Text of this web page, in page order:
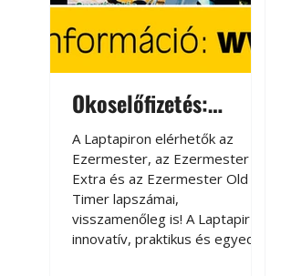
Okoselőfizetés:
Ezermester Extra
A Laptapiron elérhetők az
Ezermester, az Ezermester
Extra és az Ezermester Old
Timer lapszámai,
visszamenőleg is! A Laptapir új,
innovatív, praktikus és egyedi